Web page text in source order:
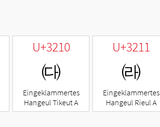
U+3210
㈐
Eingeklammertes
Hangeul Tikeut A
U+3211
㈑
Eingeklammertes
Hangeul Rieul A